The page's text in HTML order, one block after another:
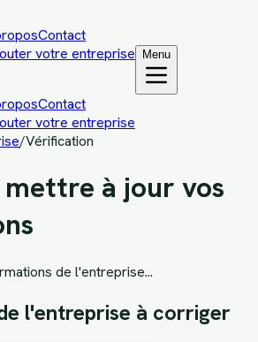
Contact
votre entreprise Menu
Contact
votre entreprise
/Vérification
à jour vos
de l'entreprise...
l'entreprise à corriger